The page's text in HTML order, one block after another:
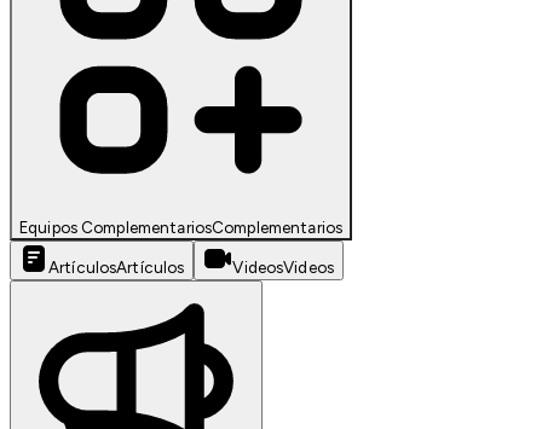
Equipos ComplementariosComplementarios
ArtículosArtículos VideosVideos